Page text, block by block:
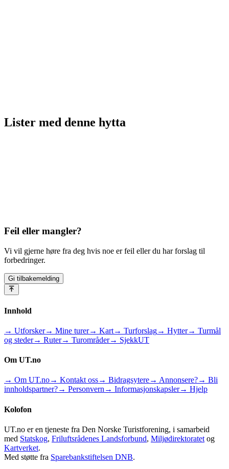
Lister med denne hytta
Feil eller mangler?
Vi vil gjerne høre fra deg hvis noe er feil eller du har forslag til
forbedringer.
Gi tilbakemelding
Innhold
→ Utforsker→ Mine turer→ Kart→ Turforslag→ Hytter→ Turmål
og steder→ Ruter→ Turområder→ SjekkUT
Om UT.no
→ Om UT.no→ Kontakt oss→ Bidragsytere→ Annonsere?→ Bli
innholdspartner?→ Personvern → Informasjonskapsler→ Hjelp
Kolofon
UT.no er en tjeneste fra Den Norske Turistforening, i samarbeid
med Statskog, Friluftsrådenes Landsforbund, Miljødirektoratet og
Kartverket.
Med støtte fra Sparebankstiftelsen DNB.